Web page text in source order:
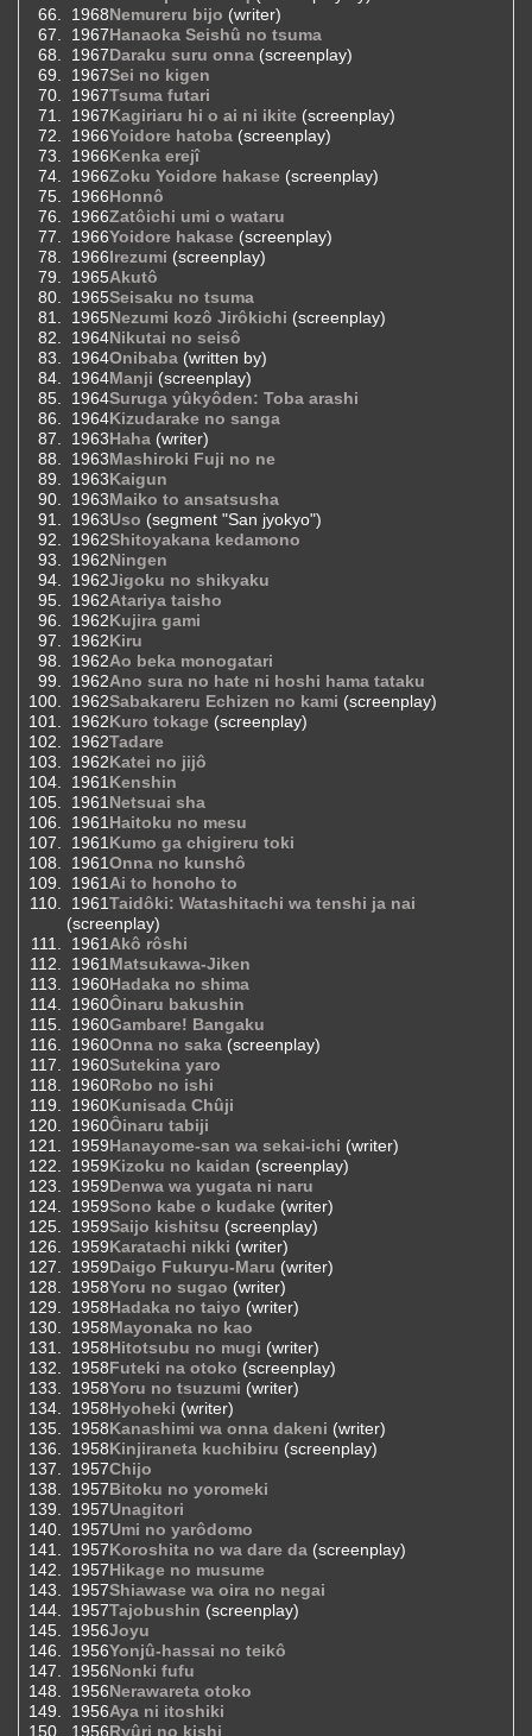
1968Nemureru bijo (writer)
1967Hanaoka Seishû no tsuma
1967Daraku suru onna (screenplay)
1967Sei no kigen
1967Tsuma futari
1967Kagiriaru hi o ai ni ikite (screenplay)
1966Yoidore hatoba (screenplay)
1966Kenka erejî
1966Zoku Yoidore hakase (screenplay)
1966Honnô
1966Zatôichi umi o wataru
1966Yoidore hakase (screenplay)
1966Irezumi (screenplay)
1965Akutô
1965Seisaku no tsuma
1965Nezumi kozô Jirôkichi (screenplay)
1964Nikutai no seisô
1964Onibaba (written by)
1964Manji (screenplay)
1964Suruga yûkyôden: Toba arashi
1964Kizudarake no sanga
1963Haha (writer)
1963Mashiroki Fuji no ne
1963Kaigun
1963Maiko to ansatsusha
1963Uso (segment "San jyokyo")
1962Shitoyakana kedamono
1962Ningen
1962Jigoku no shikyaku
1962Atariya taisho
1962Kujira gami
1962Kiru
1962Ao beka monogatari
1962Ano sura no hate ni hoshi hama tataku
1962Sabakareru Echizen no kami (screenplay)
1962Kuro tokage (screenplay)
1962Tadare
1962Katei no jijô
1961 Kenshin
1961 Netsuai sha
1961 Haitoku no mesu
1961 Kumo ga chigireru toki
1961Onna no kunshô
1961 Ai to honoho to
1961Taidôki: Watashitachi wa tenshi ja nai
(screenplay)
1961 Akô rôshi
1961 Matsukawa-Jiken
1960Hadaka no shima
1960Ôinaru bakushin
1960Gambare! Bangaku
1960Onna no saka (screenplay)
1960Sutekina yaro
1960Robo no ishi
1960Kunisada Chûji
1960Ôinaru tabiji
1959Hanayome-san wa sekai-ichi (writer)
1959Kizoku no kaidan (screenplay)
1959Denwa wa yugata ni naru
1959Sono kabe o kudake (writer)
1959Saijo kishitsu (screenplay)
1959Karatachi nikki (writer)
1959Daigo Fukuryu-Maru (writer)
1958Yoru no sugao (writer)
1958Hadaka no taiyo (writer)
1958Mayonaka no kao
1958Hitotsubu no mugi (writer)
1958Futeki na otoko (screenplay)
1958Yoru no tsuzumi (writer)
1958Hyoheki (writer)
1958Kanashimi wa onna dakeni (writer)
1958Kinjiraneta kuchibiru (screenplay)
1957Chijo
1957Bitoku no yoromeki
1957Unagitori
1957Umi no yarôdomo
1957Koroshita no wa dare da (screenplay)
1957Hikage no musume
1957Shiawase wa oira no negai
1957Tajobushin (screenplay)
1956Joyu
1956Yonjû-hassai no teikô
1956Nonki fufu
1956Nerawareta otoko
1956Aya ni itoshiki
1956Ryûri no kishi